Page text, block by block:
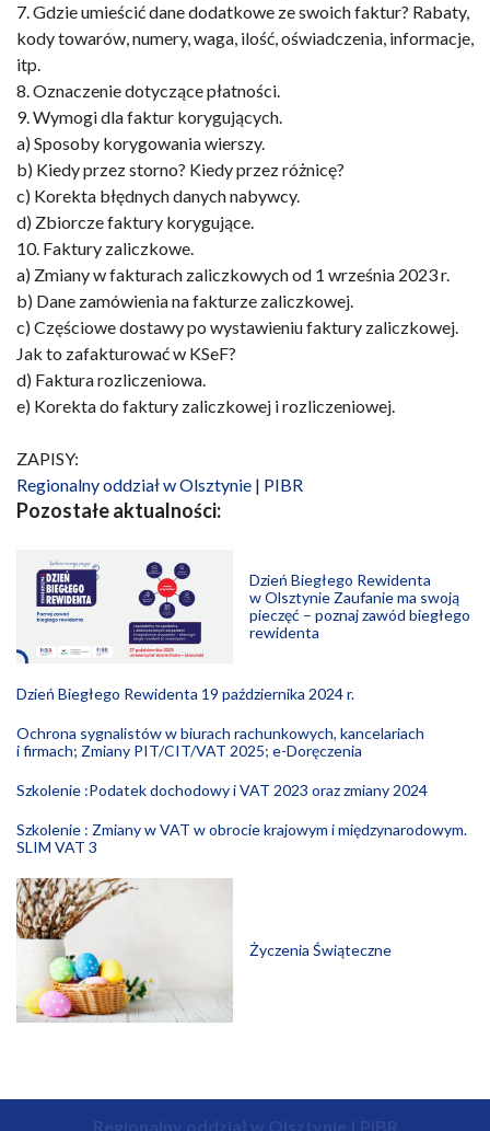
7. Gdzie umieścić dane dodatkowe ze swoich faktur? Rabaty,
kody towarów, numery, waga, ilość, oświadczenia, informacje,
itp.
8. Oznaczenie dotyczące płatności.
9. Wymogi dla faktur korygujących.
a) Sposoby korygowania wierszy.
b) Kiedy przez storno? Kiedy przez różnicę?
c) Korekta błędnych danych nabywcy.
d) Zbiorcze faktury korygujące.
10. Faktury zaliczkowe.
a) Zmiany w fakturach zaliczkowych od 1 września 2023 r.
b) Dane zamówienia na fakturze zaliczkowej.
c) Częściowe dostawy po wystawieniu faktury zaliczkowej.
Jak to zafakturować w KSeF?
d) Faktura rozliczeniowa.
e) Korekta do faktury zaliczkowej i rozliczeniowej.
ZAPISY:
Regionalny oddział w Olsztynie | PIBR
Pozostałe aktualności:
Dzień Biegłego Rewidenta
w Olsztynie Zaufanie ma swoją
pieczęć – poznaj zawód biegłego
rewidenta
Dzień Biegłego Rewidenta 19 października 2024 r.
Ochrona sygnalistów w biurach rachunkowych, kancelariach
i firmach; Zmiany PIT/CIT/VAT 2025; e-Doręczenia
Szkolenie :Podatek dochodowy i VAT 2023 oraz zmiany 2024
Szkolenie : Zmiany w VAT w obrocie krajowym i międzynarodowym.
SLIM VAT 3
Życzenia Świąteczne